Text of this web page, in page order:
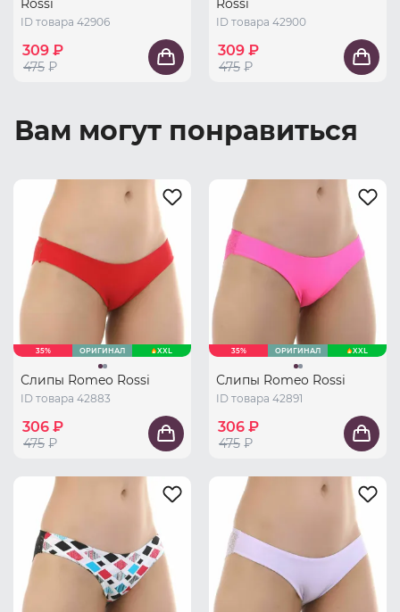
Rossi
ID товара 42906
309 ₽
475 ₽
Rossi
ID товара 42900
309 ₽
475 ₽
Вам могут понравиться
35% ОРИГИНАЛ XXL
Слипы Romeo Rossi
ID товара 42883
306 ₽
475 ₽
35% ОРИГИНАЛ XXL
Слипы Romeo Rossi
ID товара 42891
306 ₽
475 ₽